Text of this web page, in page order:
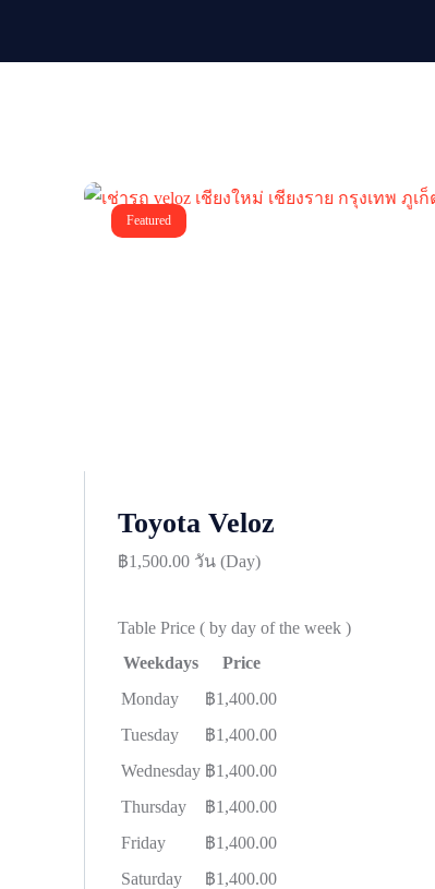
Featured
Toyota Veloz
฿1,500.00 วัน (Day)
Table Price ( by day of the week )
Weekdays
Price
Monday
฿1,400.00
Tuesday
฿1,400.00
Wednesday ฿1,400.00
Thursday
฿1,400.00
Friday
฿1,400.00
Saturday
฿1,400.00